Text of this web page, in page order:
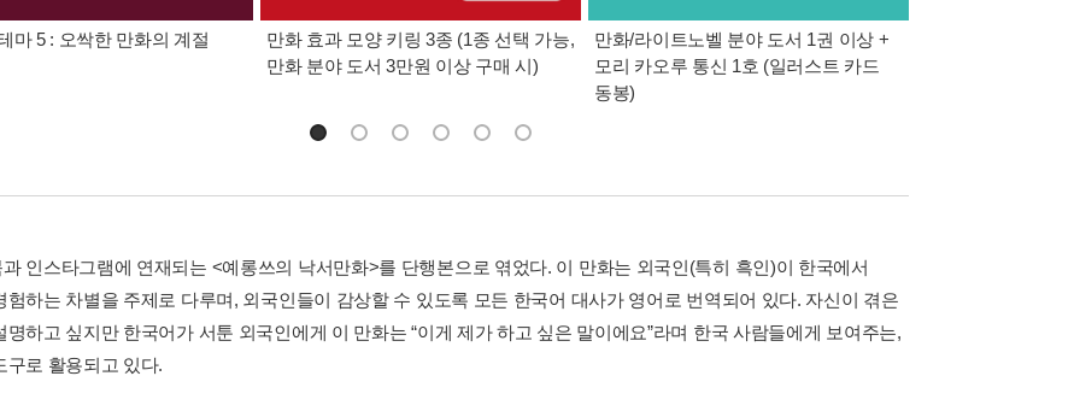
마 5 : 오싹한 만화의 계절
만화 효과 모양 키링 3종 (1종 선택 가능,
만화 분야 도서 3만원 이상 구매 시)
만화/라이트노벨 분야 도서 1권 이상 +
모리 카오루 통신 1호 (일러스트 카드
동봉)
인스타그램에 연재되는 <예롱쓰의 낙서만화>를 단행본으로 엮었다. 이 만화는 외국인(특히 흑인)이 한국에서
험하는 차별을 주제로 다루며, 외국인들이 감상할 수 있도록 모든 한국어 대사가 영어로 번역되어 있다. 자신이 겪은
명하고 싶지만 한국어가 서툰 외국인에게 이 만화는 “이게 제가 하고 싶은 말이에요”라며 한국 사람들에게 보여주는,
구로 활용되고 있다.